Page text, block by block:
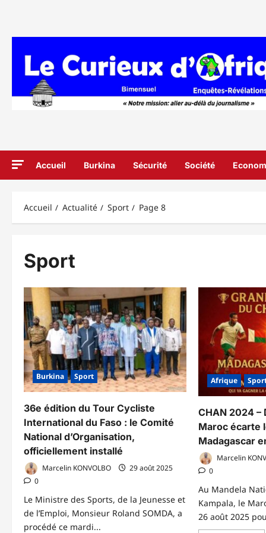
Accueil Burkina Sécurité Société
Accueil Actualité Sport Page 8
Sport
Burkina Sport
36e édition du Tour Cycliste
International du Faso : le Comité
National d’Organisation,
officiellement installé
Marcelin KONVOLBO
29 août 2025
0
Le Ministre des Sports, de la Jeunesse et
de l’Emploi, Monsieur Roland SOMDA, a
procédé ce mardi...
Afrique
CHAN 2024 –
Maroc écarte
Madagascar
Marcelin
0
Au Mandela
Kampala, le
26 août 2025